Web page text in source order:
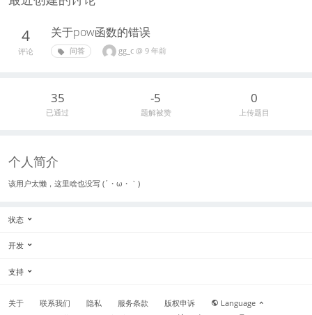
4
评论
关于pow函数的错误
问答 gg_c @ 9 年前
35
已通过
-5
题解被赞
0
上传题目
个人简介
该用户太懒，这里啥也没写 (´・ω・｀)
状态
开发
支持
关于 联系我们 隐私 服务条款 版权申诉
Language